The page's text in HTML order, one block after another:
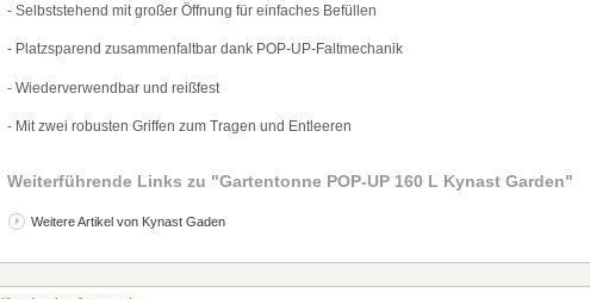
- Selbststehend mit großerÖffnung für einfaches Befüllen
- Platzsparend zusammenfaltbar dank POP-UP-Faltmechanik
- Wiederverwendbar und reißfest
- Mit zwei robusten Griffen zum Tragen und Entleeren
Weiterführende Links zu "Gartentonne POP-UP 160 L Kynast Garden"
Weitere Artikel von Kynast Gaden